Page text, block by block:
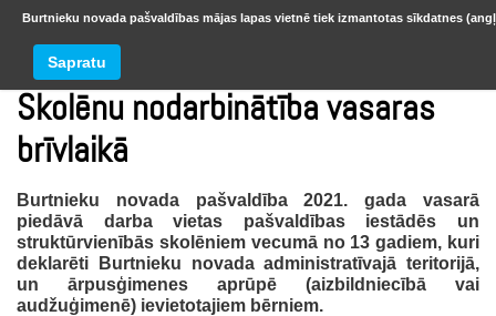
Skolēnu nodarbinātība vasaras
brīvlaikā
Burtnieku novada pašvaldība 2021. gada vasarā
piedāvā darba vietas pašvaldības iestādēs un
struktūrvienībās skolēniem vecumā no 13 gadiem, kuri
deklarēti Burtnieku novada administratīvajā teritorijā,
un ārpusģimenes aprūpē (aizbildniecībā vai
audžuģimenē) ievietotajiem bērniem.
Burtnieku novada pašvaldības mājas lapas vietnē tiek izmantotas sīkdatnes
Sapratu